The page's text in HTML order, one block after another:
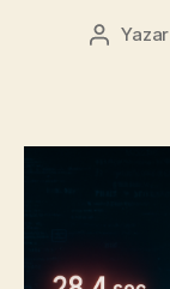
Yazının
Yazar